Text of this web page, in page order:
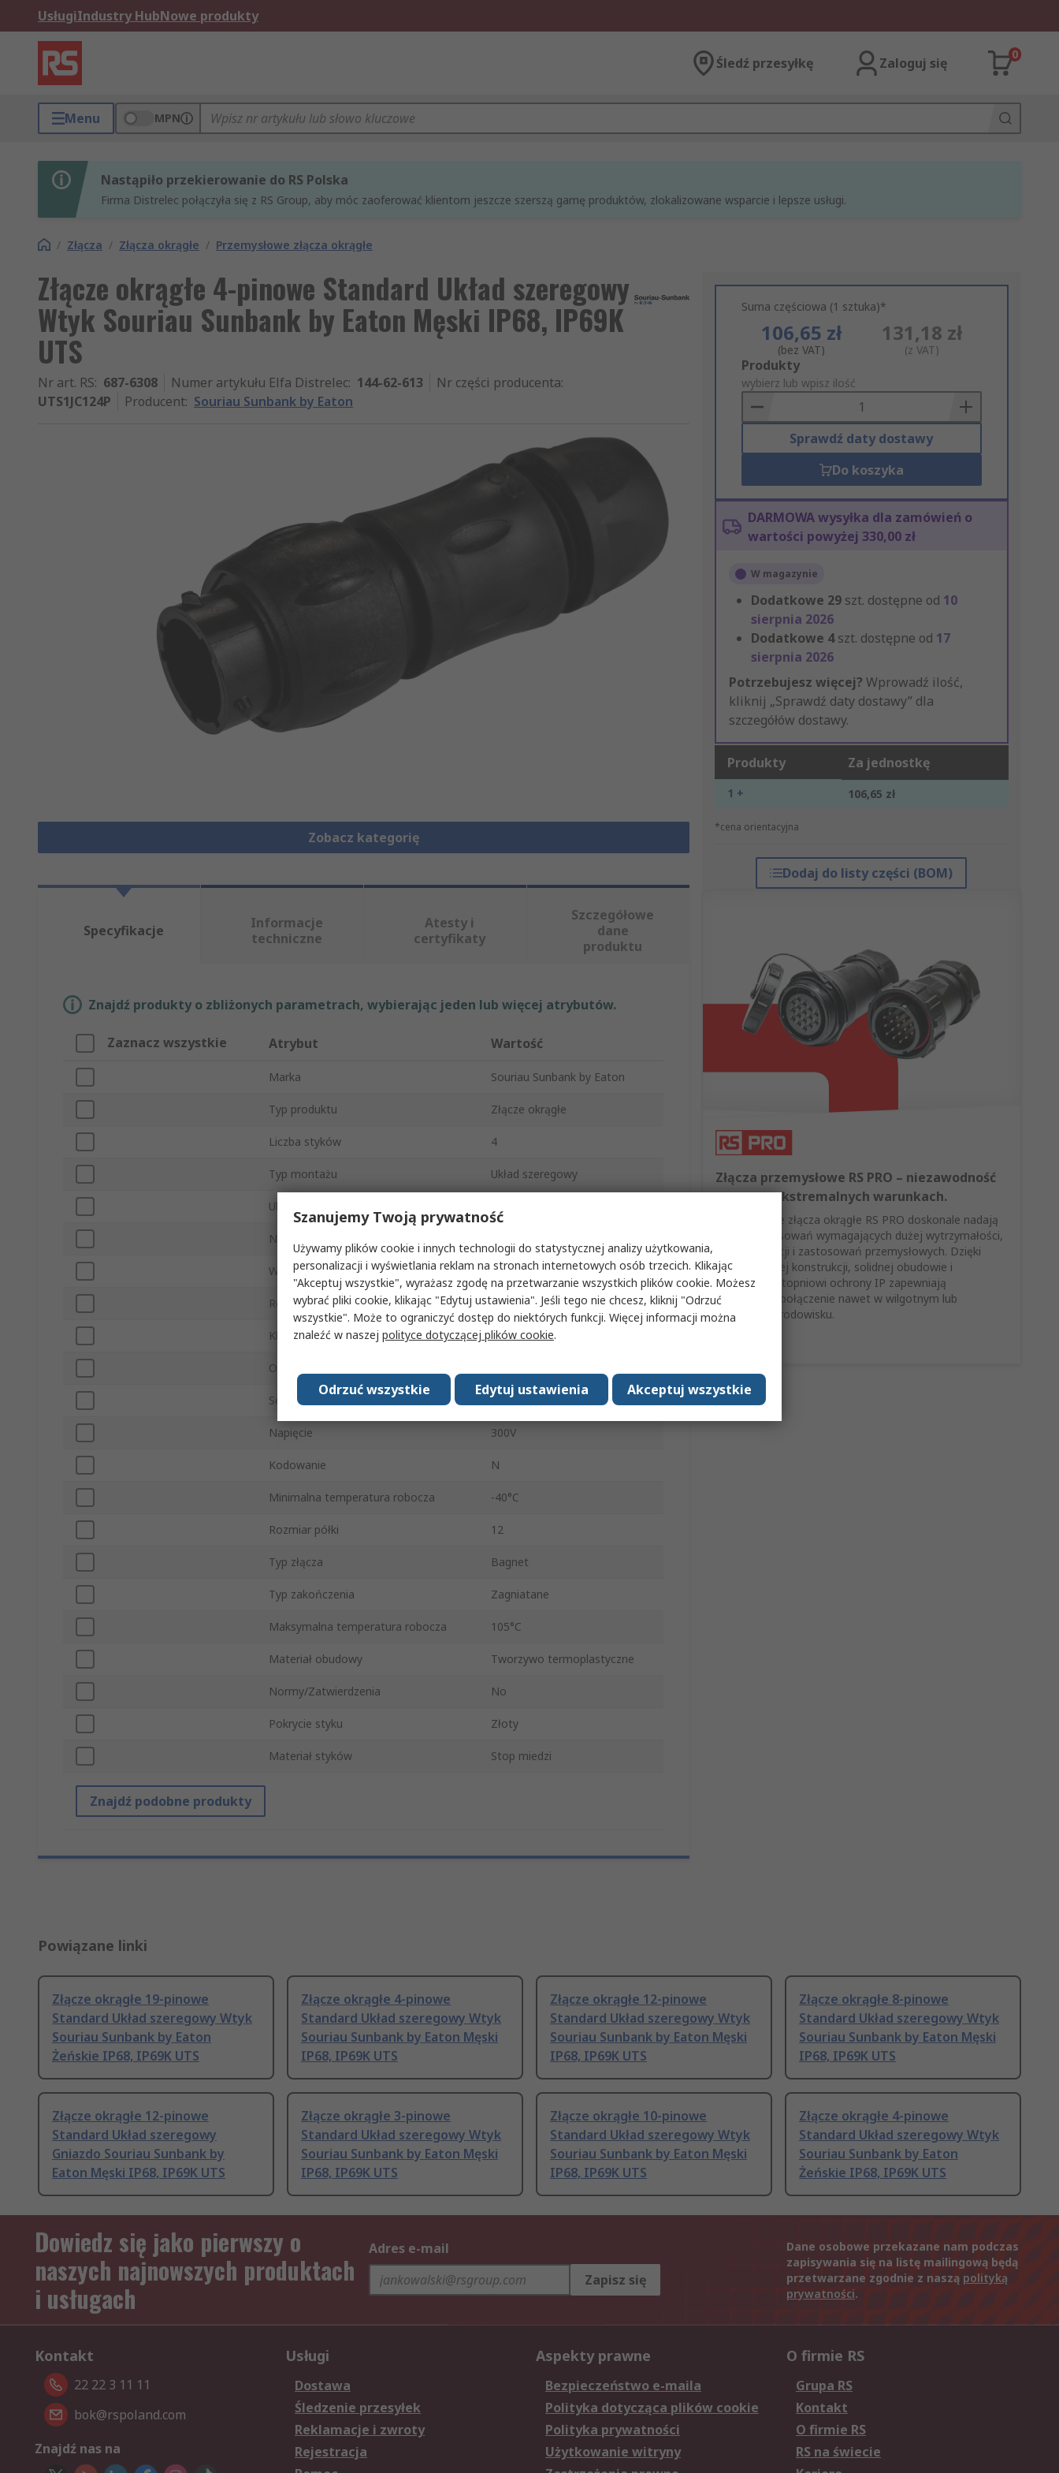
UsługiIndustry HubNowe produkty
Śledź przesyłkę Zaloguj się
0
Menu MPN
Nastąpiło przekierowanie do RS Polska
Firma Distrelec połączyła się z RS Group, aby móc zaoferować klientom jeszcze szerszą gamę produktów, zlokalizowane wsparcie i lepsze usługi.
/ Złącza / Złącza okrągłe / Przemysłowe złącza okrągłe
Złącze okrągłe 4-pinowe Standard Układ szeregowy
Wtyk Souriau Sunbank by Eaton Męski IP68, IP69K
UTS
Nr art. RS: 687-6308 Numer artykułu Elfa Distrelec: 144-62-613 Nr części producenta:
UTS1JC124P
Producent: Souriau Sunbank by Eaton
Zobacz kategorię
Suma częściowa (1 sztuka)*
106,65 zł
(bez VAT)
131,18 zł
(z VAT)
Add
to
Basket
Produkty
wybierz lub wpisz ilość
Sprawdź daty dostawy
Do koszyka
DARMOWA wysyłka dla zamówień o
wartości powyżej 330,00 zł
W magazynie
Dodatkowe 29 szt. dostępne od 10
sierpnia 2026
Dodatkowe 4szt. dostępne od 17
sierpnia 2026
Potrzebujesz więcej? Wprowadź ilość,
kliknij „Sprawdź daty dostawy” dla
szczegółów dostawy.
Produkty Za jednostkę
1 + 106,65 zł
*cena orientacyjna
Dodaj do listy części (BOM)
Złącza przemysłowe RS PRO – niezawodność
nawet w ekstremalnych warunkach.
Przemysłowe złącza okrągłe RS PRO doskonale nadają
się do zastosowań wymagających dużej wytrzymałości,
automatyzacji i zastosowań przemysłowych. Dzięki
wielostykowej konstrukcji, solidnej obudowie i
wysokiemu stopniowi ochrony IP zapewniają
niezawodne połączenie nawet w wilgotnym lub
zapylonym środowisku.
Specyfikacje
Informacje
techniczne
Atesty i
certyfikaty
Szczegółowe
dane
produktu
Znajdź produkty o zbliżonych parametrach, wybierając jeden lub więcej atrybutów.
Zaznacz wszystkie Atrybut Wartość
Marka Souriau Sunbank by Eaton
Typ produktu Złącze okrągłe
Liczba styków 4
Typ montażu Układ szeregowy
Układ złączy Typ złącza A
Natężenie
Wtyk/gniazdo Wtyk
Rodzaj styku Męski
Klasa IP IP68, IP69K
Orientacja
Seria UTS
Napięcie 300V
Kodowanie N
Minimalna temperatura robocza -40°C
Rozmiar półki 12
Typ złącza Bagnet
Typ zakończenia Zagniatane
Maksymalna temperatura robocza 105°C
Materiał obudowy Tworzywo termoplastyczne
Normy/Zatwierdzenia No
Pokrycie styku Złoty
Materiał styków Stop miedzi
Znajdź podobne produkty
Powiązane linki
Złącze okrągłe 19-pinowe
Standard Układ szeregowy Wtyk
Souriau Sunbank by Eaton
Żeńskie IP68, IP69K UTS
Złącze okrągłe 4-pinowe
Standard Układ szeregowy Wtyk
Souriau Sunbank by Eaton Męski
IP68, IP69K UTS
Złącze okrągłe 12-pinowe
Standard Układ szeregowy Wtyk
Souriau Sunbank by Eaton Męski
IP68, IP69K UTS
Złącze okrągłe 8-pinowe
Standard Układ szeregowy Wtyk
Souriau Sunbank by Eaton Męski
IP68, IP69K UTS
Złącze okrągłe 12-pinowe
Standard Układ szeregowy
Gniazdo Souriau Sunbank by
Eaton Męski IP68, IP69K UTS
Złącze okrągłe 3-pinowe
Standard Układ szeregowy Wtyk
Souriau Sunbank by Eaton Męski
IP68, IP69K UTS
Złącze okrągłe 10-pinowe
Standard Układ szeregowy Wtyk
Souriau Sunbank by Eaton Męski
IP68, IP69K UTS
Złącze okrągłe 4-pinowe
Standard Układ szeregowy Wtyk
Souriau Sunbank by Eaton
Żeńskie IP68, IP69K UTS
Dowiedz się jako pierwszy o
naszych najnowszych produktach
i usługach
Adres e-mail
Zapisz się
Dane osobowe przekazane nam podczas
zapisywania się na listę mailingową będą
przetwarzane zgodnie z naszą polityką
prywatności.
Kontakt
22 22 3 11 11
bok@rspoland.com
Znajdź nas na
Usługi
Dostawa
Śledzenie przesyłek
Reklamacje i zwroty
Rejestracja
Aspekty prawne
Bezpieczeństwo e-maila
Polityka dotycząca plików cookie
Polityka prywatności
Użytkowanie witryny
O firmie RS
Grupa RS
Kontakt
O firmie RS
RS na świecie
Szanujemy Twoją prywatność
Używamy plików cookie i innych technologii do statystycznej analizy użytkowania,
personalizacji i wyświetlania reklam na stronach internetowych osób trzecich. Klikając
"Akceptuj wszystkie", wyrażasz zgodę na przetwarzanie wszystkich plików cookie. Możesz
wybrać pliki cookie, klikając "Edytuj ustawienia". Jeśli tego nie chcesz, kliknij "Odrzuć
wszystkie". Może to ograniczyć dostęp do niektórych funkcji. Więcej informacji można
znaleźć w naszej polityce dotyczącej plików cookie.
Akceptuj wszystkie
Edytuj ustawienia
Odrzuć wszystkie